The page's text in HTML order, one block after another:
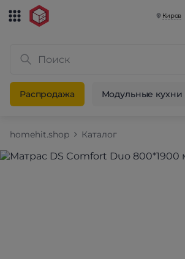
Киров
Распродажа Модульные кухни
homehit.shop Каталог